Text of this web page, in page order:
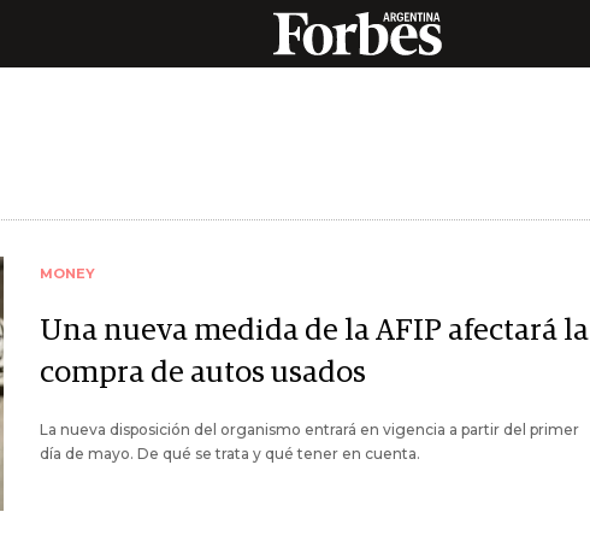
MONEY
Una nueva medida de la AFIP afectará la
compra de autos usados
La nueva disposición del organismo entrará en vigencia a partir del primer
día de mayo. De qué se trata y qué tener en cuenta.